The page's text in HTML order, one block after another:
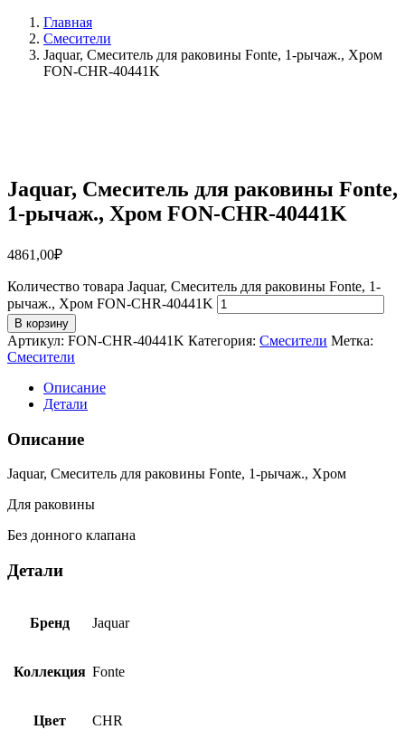
Главная
Смесители
Jaquar, Смеситель для раковины Fonte, 1-рычаж., Хром
FON-CHR-40441K
Jaquar, Смеситель для раковины Fonte,
1-рычаж., Хром FON-CHR-40441K
4861,00₽
Количество товара Jaquar, Смеситель для раковины Fonte, 1-
рычаж., Хром FON-CHR-40441K
В корзину
Артикул: FON-CHR-40441K Категория: Смесители Метка:
Смесители
Описание
Детали
Описание
Jaquar, Смеситель для раковины Fonte, 1-рычаж., Хром
Для раковины
Без донного клапана
Детали
Бренд Jaquar
Коллекция Fonte
Цвет CHR